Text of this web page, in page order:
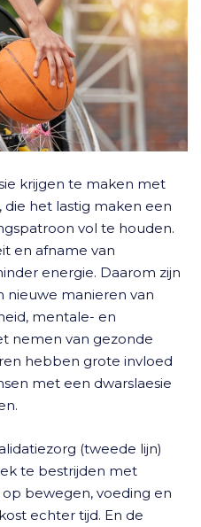
krijgen te maken met
het lastig maken een
vol te houden.
en afname van
energie. Daarom zijn
nieuwe manieren van
mentale- en
nemen van gezonde
hebben grote invloed
met een dwarslaesie
(tweede lijn)
te bestrijden met
bewegen, voeding en
echter tijd. En de